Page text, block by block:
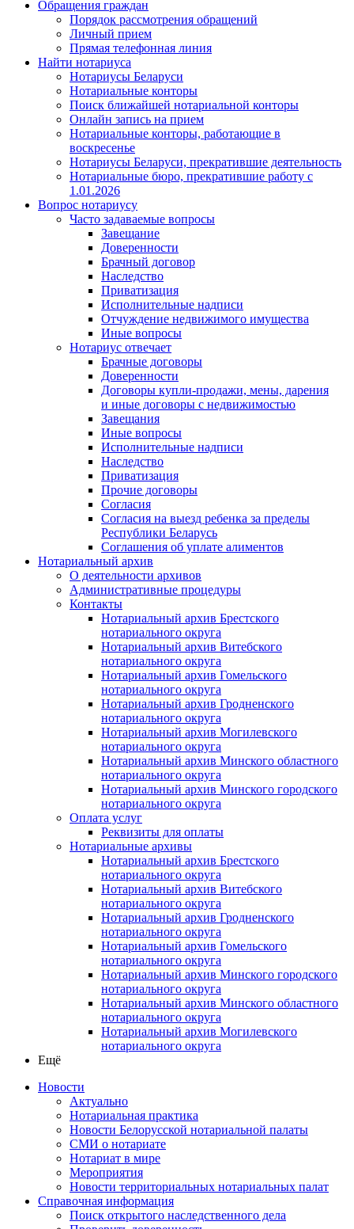
Обращения граждан
Порядок рассмотрения обращений
Личный прием
Прямая телефонная линия
Найти нотариуса
Нотариусы Беларуси
Нотариальные конторы
Поиск ближайшей нотариальной конторы
Онлайн запись на прием
Нотариальные конторы, работающие в
воскресенье
Нотариусы Беларуси, прекратившие деятельность
Нотариальные бюро, прекратившие работу с
1.01.2026
Вопрос нотариусу
Часто задаваемые вопросы
Завещание
Доверенности
Брачный договор
Наследство
Приватизация
Исполнительные надписи
Отчуждение недвижимого имущества
Иные вопросы
Нотариус отвечает
Брачные договоры
Доверенности
Договоры купли-продажи, мены, дарения
и иные договоры с недвижимостью
Завещания
Иные вопросы
Исполнительные надписи
Наследство
Приватизация
Прочие договоры
Согласия
Согласия на выезд ребенка за пределы
Республики Беларусь
Соглашения об уплате алиментов
Нотариальный архив
О деятельности архивов
Административные процедуры
Контакты
Нотариальный архив Брестского
нотариального округа
Нотариальный архив Витебского
нотариального округа
Нотариальный архив Гомельского
нотариального округа
Нотариальный архив Гродненского
нотариального округа
Нотариальный архив Могилевского
нотариального округа
Нотариальный архив Минского областного
нотариального округа
Нотариальный архив Минского городского
нотариального округа
Оплата услуг
Реквизиты для оплаты
Нотариальные архивы
Нотариальный архив Брестского
нотариального округа
Нотариальный архив Витебского
нотариального округа
Нотариальный архив Гродненского
нотариального округа
Нотариальный архив Гомельского
нотариального округа
Нотариальный архив Минского городского
нотариального округа
Нотариальный архив Минского областного
нотариального округа
Нотариальный архив Могилевского
нотариального округа
Ещё
Новости
Актуально
Нотариальная практика
Новости Белорусской нотариальной палаты
СМИ о нотариате
Нотариат в мире
Мероприятия
Новости территориальных нотариальных палат
Справочная информация
Поиск открытого наследственного дела